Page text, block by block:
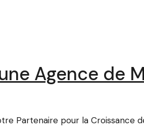
Agence de
Partenaire pour la Croissance